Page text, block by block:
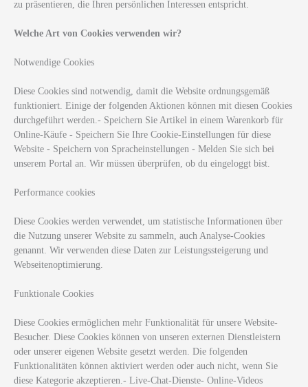
zu präsentieren, die Ihren persönlichen Interessen entspricht.
Welche Art von Cookies verwenden wir?
Notwendige Cookies
Diese Cookies sind notwendig, damit die Website ordnungsgemäß
funktioniert. Einige der folgenden Aktionen können mit diesen Cookies
durchgeführt werden.- Speichern Sie Artikel in einem Warenkorb für
Online-Käufe - Speichern Sie Ihre Cookie-Einstellungen für diese
Website - Speichern von Spracheinstellungen - Melden Sie sich bei
unserem Portal an. Wir müssen überprüfen, ob du eingeloggt bist.
Performance cookies
Diese Cookies werden verwendet, um statistische Informationen über
die Nutzung unserer Website zu sammeln, auch Analyse-Cookies
genannt. Wir verwenden diese Daten zur Leistungssteigerung und
Webseitenoptimierung.
Funktionale Cookies
Diese Cookies ermöglichen mehr Funktionalität für unsere Website-
Besucher. Diese Cookies können von unseren externen Dienstleistern
oder unserer eigenen Website gesetzt werden. Die folgenden
Funktionalitäten können aktiviert werden oder auch nicht, wenn Sie
diese Kategorie akzeptieren.- Live-Chat-Dienste- Online-Videos